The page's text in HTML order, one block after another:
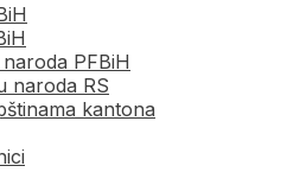
PFBiH
naroda RS
kantona